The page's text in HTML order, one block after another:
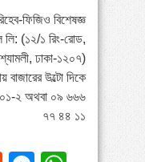
ফিজিও বিশেষজ্ঞ
লি: (১২/১ রিং-রোড,
শ্যামলী, ঢাকা-১২০৭)
বাজারের উল্টো দিকে
২ অথবা ০৯ ৬৬৬
৭৭ ৪৪ ১১